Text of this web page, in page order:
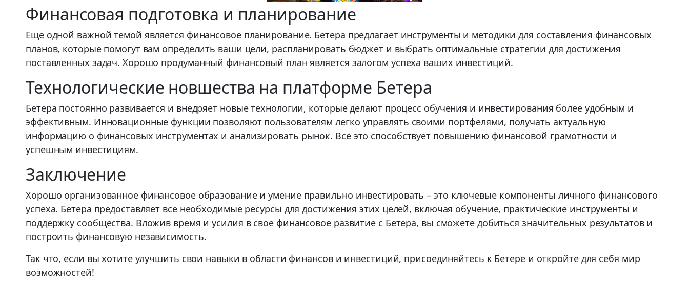
Финансовая подготовка и планирование
Еще одной важной темой является финансовое планирование. Бетера предлагает инструменты и методики для составления финансовых
планов, которые помогут вам определить ваши цели, распланировать бюджет и выбрать оптимальные стратегии для достижения
поставленных задач. Хорошо продуманный финансовый план является залогом успеха ваших инвестиций.
Технологические новшества на платформе Бетера
Бетера постоянно развивается и внедряет новые технологии, которые делают процесс обучения и инвестирования более удобным и
эффективным. Инновационные функции позволяют пользователям легко управлять своими портфелями, получать актуальную
информацию о финансовых инструментах и анализировать рынок. Всё это способствует повышению финансовой грамотности и
успешным инвестициям.
Заключение
Хорошо организованное финансовое образование и умение правильно инвестировать – это ключевые компоненты личного финансового
успеха. Бетера предоставляет все необходимые ресурсы для достижения этих целей, включая обучение, практические инструменты и
поддержку сообщества. Вложив время и усилия в свое финансовое развитие с Бетера, вы сможете добиться значительных результатов и
построить финансовую независимость.
Так что, если вы хотите улучшить свои навыки в области финансов и инвестиций, присоединяйтесь к Бетере и откройте для себя мир
возможностей!